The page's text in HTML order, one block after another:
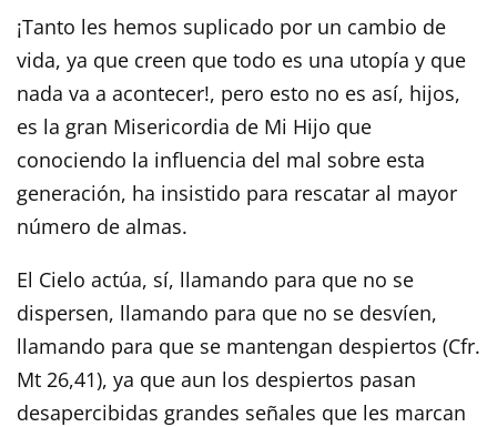
¡Tanto les hemos suplicado por un cambio de
vida, ya que creen que todo es una utopía y que
nada va a acontecer!, pero esto no es así, hijos,
es la gran Misericordia de Mi Hijo que
conociendo la influencia del mal sobre esta
generación, ha insistido para rescatar al mayor
número de almas.
El Cielo actúa, sí, llamando para que no se
dispersen, llamando para que no se desvíen,
llamando para que se mantengan despiertos (Cfr.
Mt 26,41), ya que aun los despiertos pasan
desapercibidas grandes señales que les marcan